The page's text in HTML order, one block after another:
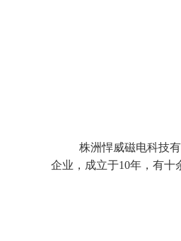
株洲悍威磁电科技
企业，成立于10年，有十